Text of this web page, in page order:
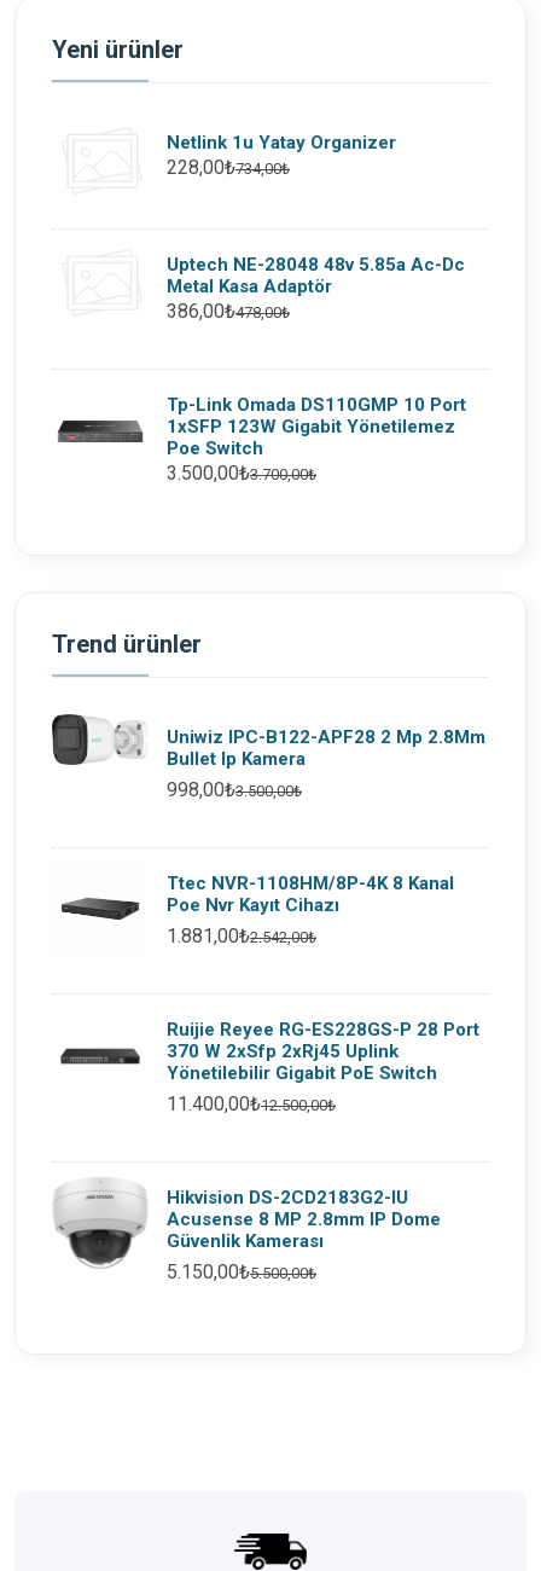
Yeni ürünler
Netlink 1u Yatay Organizer
228,00₺734,00₺
Uptech NE-28048 48v 5.85a Ac-Dc
Metal Kasa Adaptör
386,00₺478,00₺
Tp-Link Omada DS110GMP 10 Port
1xSFP 123W Gigabit Yönetilemez
Poe Switch
3.500,00₺3.700,00₺
Trend ürünler
Uniwiz IPC-B122-APF28 2 Mp 2.8Mm
Bullet Ip Kamera
998,00₺3.500,00₺
Ttec NVR-1108HM/8P-4K 8 Kanal
Poe Nvr Kayıt Cihazı
1.881,00₺2.542,00₺
Ruijie Reyee RG-ES228GS-P 28 Port
370 W 2xSfp 2xRj45 Uplink
Yönetilebilir Gigabit PoE Switch
11.400,00₺12.500,00₺
Hikvision DS-2CD2183G2-IU
Acusense 8 MP 2.8mm IP Dome
Güvenlik Kamerası
5.150,00₺5.500,00₺